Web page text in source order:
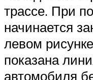
трассе. При
начинается
левом
показана
автомобиля